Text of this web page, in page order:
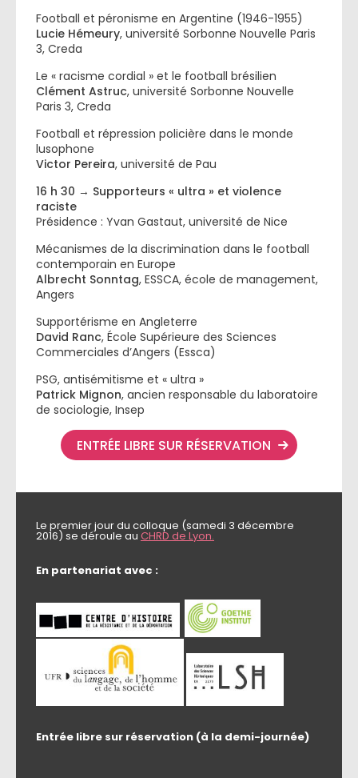
Football et péronisme en Argentine (1946-1955)
Lucie Hémeury, université Sorbonne Nouvelle Paris
3, Creda
Le « racisme cordial » et le football brésilien
Clément Astruc, université Sorbonne Nouvelle
Paris 3, Creda
Football et répression policière dans le monde
lusophone
Victor Pereira, université de Pau
16 h 30 → Supporteurs « ultra » et violence
raciste
Présidence : Yvan Gastaut, université de Nice
Mécanismes de la discrimination dans le football
contemporain en Europe
Albrecht Sonntag, ESSCA, école de management,
Angers
Supportérisme en Angleterre
David Ranc, École Supérieure des Sciences
Commerciales d’Angers (Essca)
PSG, antisémitisme et « ultra »
Patrick Mignon, ancien responsable du laboratoire
de sociologie, Insep
ENTRÉE LIBRE SUR RÉSERVATION
Le premier jour du colloque (samedi 3 décembre
2016) se déroule au CHRD de Lyon.
En partenariat avec :
Entrée libre sur réservation (à la demi-journée)